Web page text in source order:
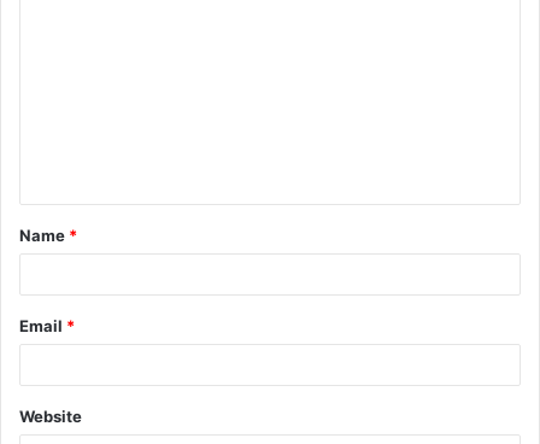
t
*
Name *
Email *
Website